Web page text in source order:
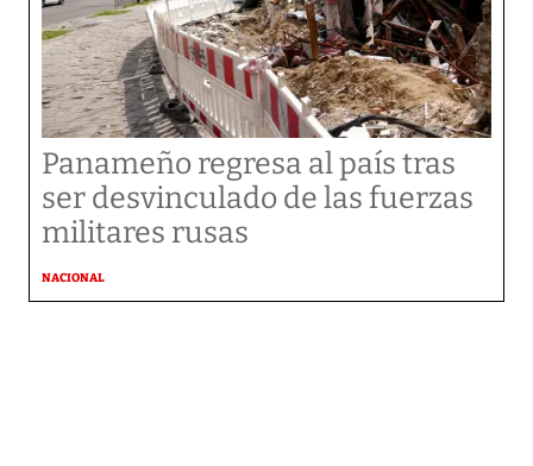
Panameño regresa al país tras
ser desvinculado de las fuerzas
militares rusas
NACIONAL